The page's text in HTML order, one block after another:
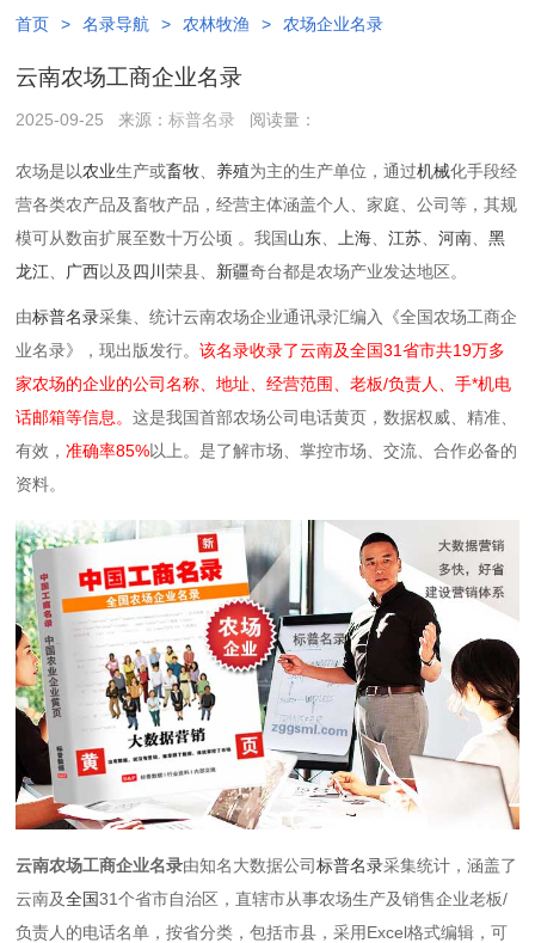
首页 > 名录导航 > 农林牧渔 > 农场企业名录
云南农场工商企业名录
2025-09-25 来源：标普名录 阅读量：
农场是以农业生产或畜牧、 养殖为主的生产单位，通过机械化手段经
营各类农产品及畜牧产品，经营主体涵盖个人、家庭、公司等，其规
模可从数亩扩展至数十万公顷 。我国山东、上海、江苏、河南、黑
龙江、 广西以及四川荣县、 新疆奇台都是农场产业发达地区。
由标普名录采集、统计云南农场企业通讯录汇编入《全国农场工商企
业名录》，现出版发行。该名录收录了云南及全国31省市共19万多
家农场的企业的公司名称、地址、经营范围、老板/负责人、手*机电
话邮箱等信息。这是我国首部农场公司电话黄页，数据权威、精准、
有效，准确率85%以上。是了解市场、掌控市场、交流、合作必备的
资料。
云南农场工商企业名录由知名大数据公司标普名录采集统计，涵盖了
云南及全国31个省市自治区，直辖市从事农场生产及销售企业老板/
负责人的电话名单，按省分类，包括市县，采用Excel格式编辑，可